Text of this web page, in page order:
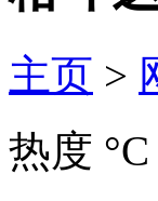
主页 >
热度 °C